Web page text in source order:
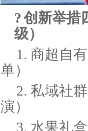
?创新举措
级）
1. 商超自
单）
2. 私域社
演）
3. 水果礼